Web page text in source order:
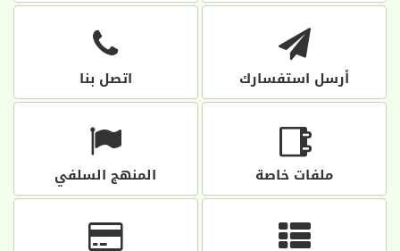
أرسل استفسارك اتصل بنا
ملفات خاصة المنهج السلفي